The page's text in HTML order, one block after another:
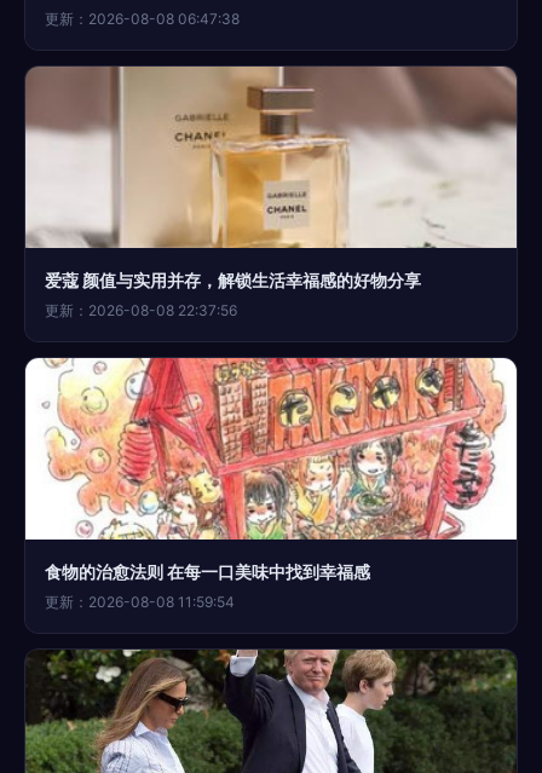
更新：2026-08-08 06:47:38
爱蔻 颜值与实用并存，解锁生活幸福感的好物分享
更新：2026-08-08 22:37:56
食物的治愈法则 在每一口美味中找到幸福感
更新：2026-08-08 11:59:54